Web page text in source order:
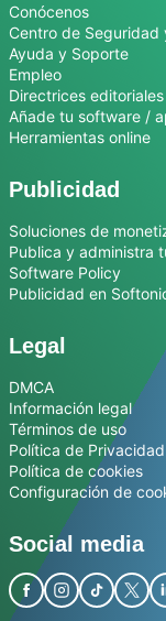
Conócenos
Centro de Seguridad
Ayuda y Soporte
Empleo
Directrices editoriales
Añade tu software /
Herramientas online
Publicidad
Soluciones de
Publica y administra
Software Policy
Publicidad en
Legal
DMCA
Información legal
Términos de uso
Política de Privacidad
Política de cookies
Configuración de
Social media